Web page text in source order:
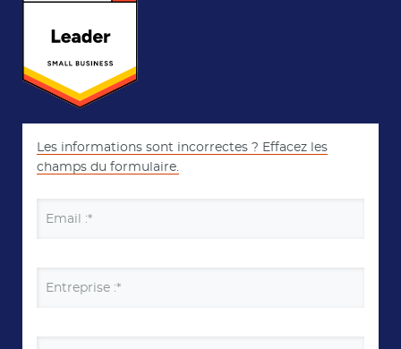
Les informations sont incorrectes ? Effacez les
champs du formulaire.
Email :*
Entreprise :*